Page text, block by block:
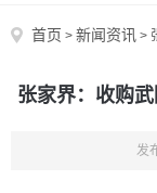
首页 > 新闻资讯 >
张家界：收购
发